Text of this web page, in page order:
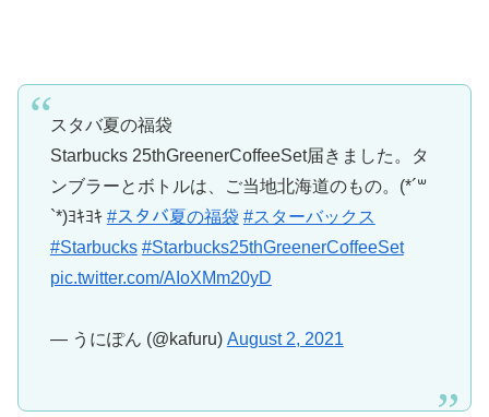
スタバ夏の福袋
Starbucks 25thGreenerCoffeeSet届きました。タ
ンブラーとボトルは、ご当地北海道のもの。(*´꒳
`*)ﾖｷﾖｷ #スタバ夏の福袋 #スターバックス
#Starbucks #Starbucks25thGreenerCoffeeSet
pic.twitter.com/AIoXMm20yD
— うにぽん (@kafuru) August 2, 2021